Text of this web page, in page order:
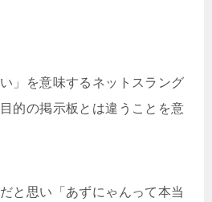
」を意味するネットスラング
的の掲示板とは違うことを意
と思い「あずにゃんって本当